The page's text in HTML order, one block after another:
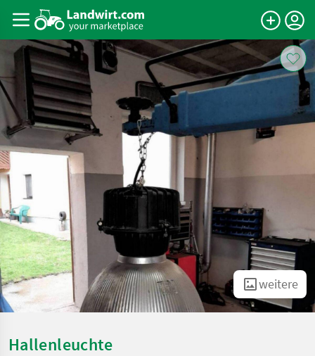
weitere
Hallenleuchte